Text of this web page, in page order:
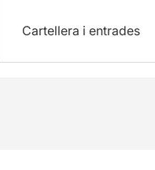
Cartellera i entrades